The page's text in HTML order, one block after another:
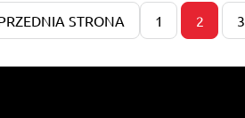
STRONA 1 2 3